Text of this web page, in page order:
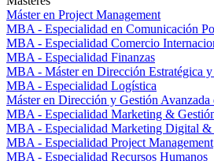
Máster en Project Management
MBA - Especialidad en Comunicación
MBA - Especialidad Comercio
MBA - Especialidad Finanzas
MBA - Máster en Dirección Estratégica
MBA - Especialidad Logística
Máster en Dirección y Gestión
MBA - Especialidad Marketing &
MBA - Especialidad Marketing Digital &
MBA - Especialidad Project Management
MBA - Especialidad Recursos Humanos